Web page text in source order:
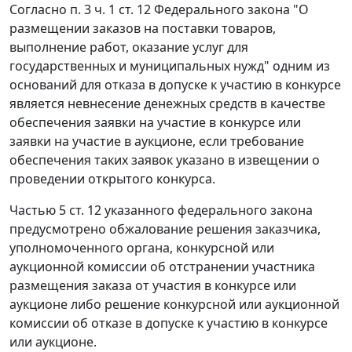
Согласно п. 3 ч. 1 ст. 12Федерального закона "О
размещении заказов на поставки товаров,
выполнение работ, оказание услуг для
государственных и муниципальных нужд" одним из
оснований для отказа в допуске к участию в конкурсе
является невнесение денежных средств в качестве
обеспечения заявки на участие в конкурсе или
заявки на участие в аукционе, если требование
обеспечения таких заявок указано в извещении о
проведении открытого конкурса.
Частью 5 ст. 12указанного федерального закона
предусмотрено обжалование решения заказчика,
уполномоченного органа, конкурсной или
аукционной комиссии об отстранении участника
размещения заказа от участия в конкурсе или
аукционе либо решение конкурсной или аукционной
комиссии об отказе в допуске к участию в конкурсе
или аукционе.